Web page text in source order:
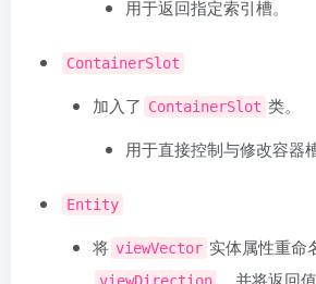
用于返回指定索引槽。
ContainerSlot
加入了 ContainerSlot 类。
用于直接控制与修改容器
Entity
将 viewVector 实体属性重命